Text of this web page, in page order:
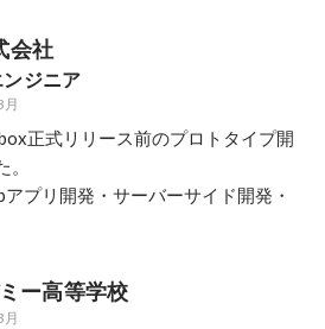
会社
ジニア
正式リリース前のプロトタイプ開
プリ開発・サーバーサイド開発・
ー高等学校